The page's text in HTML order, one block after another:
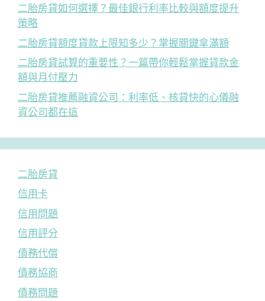
二胎房貸如何選擇？最佳銀行利率比較與額度提升
策略
二胎房貸額度貸款上限知多少？掌握關鍵拿滿額
二胎房貸試算的重要性？一篇帶你輕鬆掌握貸款金
額與月付壓力
二胎房貸推薦融資公司：利率低、核貸快的心儀融
資公司都在這
二胎房貸
信用卡
信用問題
信用評分
債務代償
債務協商
債務問題